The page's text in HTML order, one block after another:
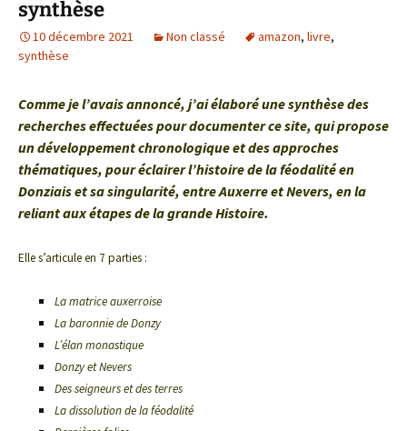
synthèse
10 décembre 2021 Non classé amazon, livre,
synthèse
Comme je l’avais annoncé, j’ai élaboré une synthèse des
recherches effectuées pour documenter ce site, qui propose
un développement chronologique et des approches
thématiques, pour éclairer l’histoire de la féodalité en
Donziais et sa singularité, entre Auxerre et Nevers, en la
reliant aux étapes de la grande Histoire.
Elle s’articule en 7 parties :
La matrice auxerroise
La baronnie de Donzy
L’élan monastique
Donzy et Nevers
Des seigneurs et des terres
La dissolution de la féodalité